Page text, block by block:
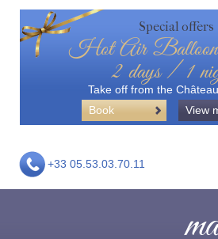
Special offers
Hot Air
2 days / 1
Take off from the
Book
View
+33 05.53.03.70.11